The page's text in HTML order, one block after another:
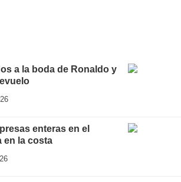
a la boda de Ronaldo y
enteras en el
en la costa